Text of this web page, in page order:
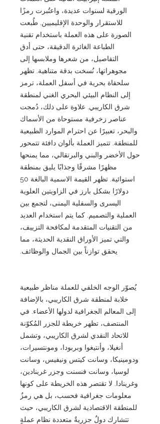
الورقية لسنوات عديدة، واعتُبرت رمزًا
للاستقرار والوحدة الإقليميين. طُبعت
الصورة على هذه العملة باستخدام تقنية
الطباعة الغائرة الدقيقة، حتى أدق
التفاصيل، من شعرها وملابسها إلى
مجوهراتها، نُسخت بدقة متناهية. تظهر
سلحفاة بحرية في أسفل العملة، ترمز
إلى النظام البيئي البحري الغني لمنطقة
شرق الكاريبي. علاوة على ذلك، دُمجت
عناصر زخرفية مستوحاة من الأسماك
والبحر، تعبيرًا عن احترام الموارد الطبيعية
للمنطقة. تتميز العملة بألوان دافئة تتمحور
حول الأخضر والبني والبرتقالي، مما يمنحها
مظهرًا مشرقًا وجذابًا يليق بمنطقة
استوائية. تظهر القيمة الاسمية البالغة 50
دولارًا بشكل بارز في الزاويتين العلوية
اليسرى والسفلية اليمنى، لتجمع بين
العملية والتصميم. كما يتم استخدام العديد
من التقنيات المتقدمة لمكافحة التزييف،
والتي تميز الأوراق النقدية الحديثة، مما
يحقق توازناً بين الجمال والوظائف.
يُصوّر الوجه الخلفي للعملة مناظر طبيعية
خلابة لمنطقة شرق الكاريبي، بالإضافة
إلى المعالم الجغرافية لدولها الأعضاء. في
المنتصف، تظهر خريطة للجزر المُكوّنة
للاتحاد النقدي لشرق الكاريبي، وتشمل
أنغيلا، وأنتيغوا وبربودا، ومونتسيرات،
ودومينيكا، وسانت كيتس ونيفيس، وسانت
لوسيا، وسانت فنسنت وجزر غرينادين،
وغرينادا. لا تقتصر هذه الخريطة على كونها
معلومات جغرافية فحسب، بل هي رمزٌ
للمنطقة الاقتصادية لشرق الكاريبي، حيث
تتشارك دولٌ جزريةٌ متعددة نظام عملةٍ